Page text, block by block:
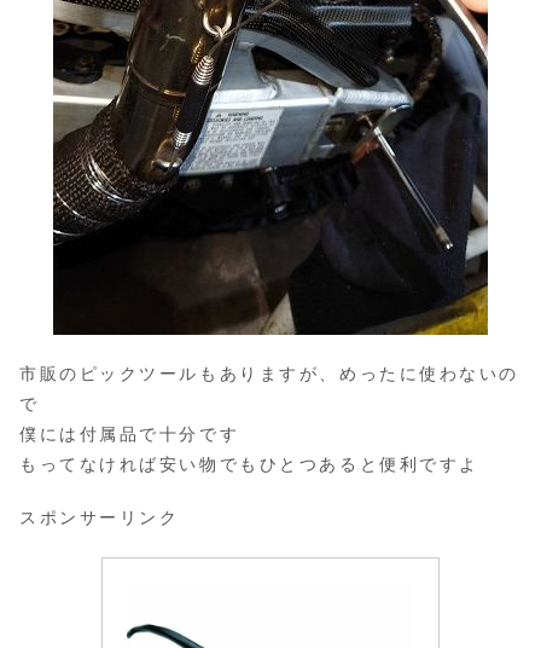
市販のピックツールもありますが、めったに使わないの
で
僕には付属品で十分です
もってなければ安い物でもひとつあると便利ですよ
スポンサーリンク